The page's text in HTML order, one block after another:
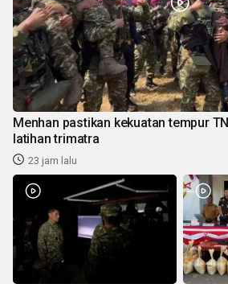
Menhan pastikan kekuatan tempur
latihan trimatra
23 jam lalu